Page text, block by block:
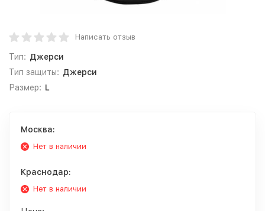
Написать отзыв
Тип: Джерси
Тип защиты: Джерси
Размер: L
Москва:
Нет в наличии
Краснодар:
Нет в наличии